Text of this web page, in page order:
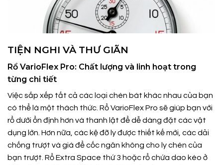
TIỆN NGHI VÀ THƯ GIÃN
Rổ VarioFlex Pro: Chất lượng và linh hoạt trong
từng chi tiết
Việc sắp xếp tất cả các loại chén bát khác nhau của bạn
có thể là một thách thức. Rổ VarioFlex Pro sẽ giúp bạn với
rổ dưới ổn định hơn và thanh lật để dễ dàng đặt các vật
dụng lớn. Hơn nữa, các kệ đỡ ly được thiết kế mới, các dải
chống trượt và giá để cốc ngăn không cho ly chén của
bạn trượt. Rổ Extra Space thứ 3 hoặc rổ chứa dao kéo ở